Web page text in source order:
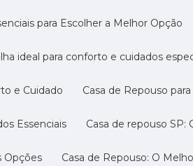
para Escolher a Melhor Opção
ideal para conforto e cuidados
e Cuidado Casa de Repouso
Essenciais Casa de repouso
Opções Casa de Repouso: O